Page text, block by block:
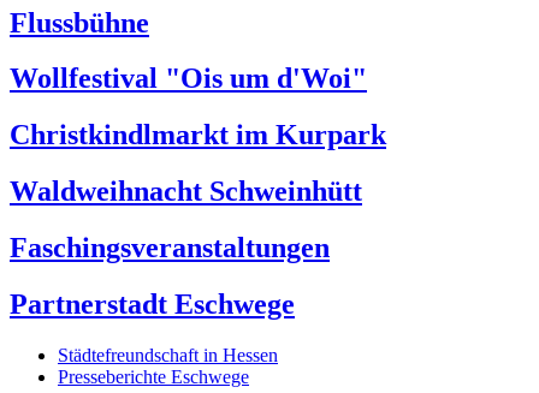
Flussbühne
Wollfestival "Ois um d'Woi"
Christkindlmarkt im Kurpark
Waldweihnacht Schweinhütt
Faschingsveranstaltungen
Partnerstadt Eschwege
Städtefreundschaft in Hessen
Presseberichte Eschwege